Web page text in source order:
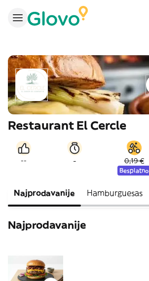
Restaurant El Cercle
-- - 0,19 €
Besplatno
Najprodavanije Hamburguesas
Najprodavanije